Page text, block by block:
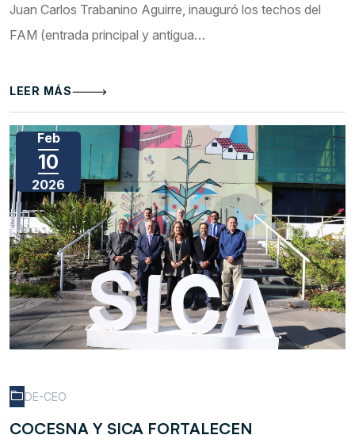
Juan Carlos Trabanino Aguirre, inauguró los techos del
FAM (entrada principal y antigua…
LEER MÁS
Feb
10
2026
DE-CEO
COCESNA Y SICA FORTALECEN